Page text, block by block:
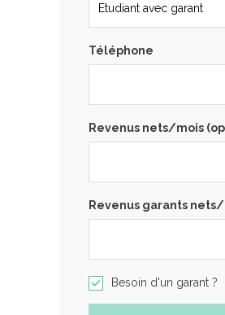
Téléphone
Revenus nets/mois
Revenus garants
Besoin d'un garant ?